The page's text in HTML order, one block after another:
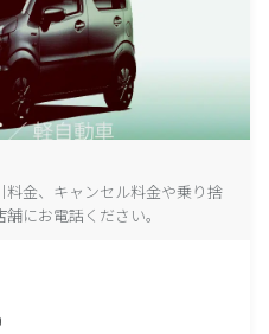
金、キャンセル料金や乗り捨
にお電話ください。